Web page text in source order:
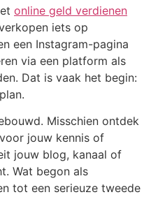
online geld verdienen
iets op
een Instagram-pagina
via een platform als
Dat is vaak het begin:
Misschien ontdek
jouw kennis of
jouw blog, kanaal of
Wat begon als
tot een serieuze tweede